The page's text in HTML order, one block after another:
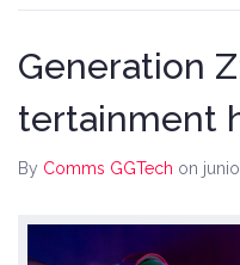
Generation
tertainment
By Comms GGTech on